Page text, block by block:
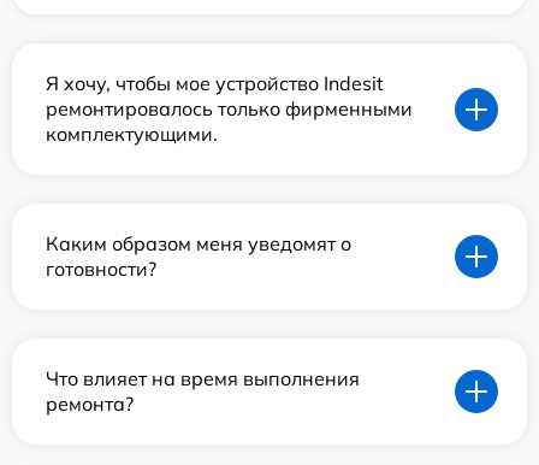
Я хочу, чтобы мое устройство Indesit
ремонтировалось только фирменными
комплектующими.
Каким образом меня уведомят о
готовности?
Что влияет на время выполнения
ремонта?